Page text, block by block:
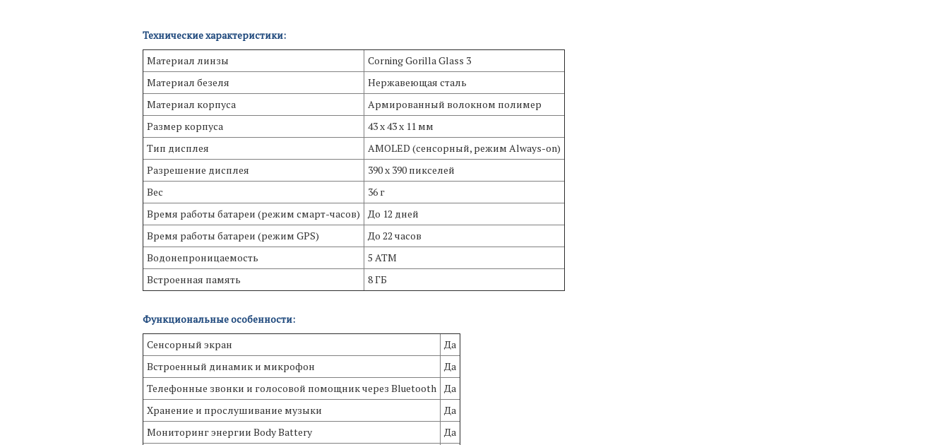
Технические характеристики:
Материал линзы
Corning Gorilla Glass 3
Материал безеля
Нержавеющая сталь
Материал корпуса
Армированный волокном полимер
Размер корпуса
43 x 43 x 11 мм
Тип дисплея
AMOLED (сенсорный, режим Always-on)
Разрешение дисплея
390 x 390 пикселей
Вес
36 г
Время работы батареи (режим смарт-часов)
До 12 дней
Время работы батареи (режим GPS)
До 22 часов
Водонепроницаемость
5 ATM
Встроенная память
8 ГБ
Функциональные особенности:
Сенсорный экран
Да
Встроенный динамик и микрофон
Да
Телефонные звонки и голосовой помощник через Bluetooth
Да
Хранение и прослушивание музыки
Да
Мониторинг энергии Body Battery
Да